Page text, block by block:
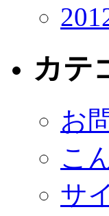
カテ
お
こ
サ